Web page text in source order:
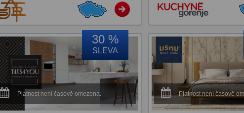
30 %
SLEVA
Platnost není časově omezena. Platnost není časově